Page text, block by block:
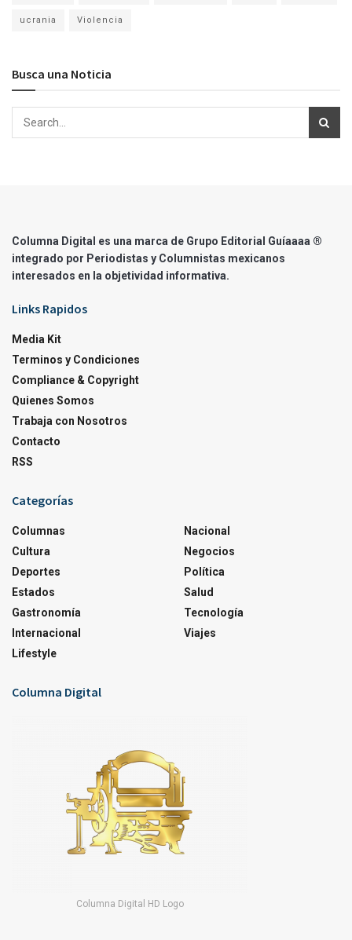
ucrania Violencia
Busca una Noticia
Columna Digital es una marca de Grupo Editorial Guíaaaa ®
integrado por Periodistas y Columnistas mexicanos
interesados en la objetividad informativa.
Links Rapidos
Media Kit
Terminos y Condiciones
Compliance & Copyright
Quienes Somos
Trabaja con Nosotros
Contacto
RSS
Categorías
Columnas
Cultura
Deportes
Estados
Gastronomía
Internacional
Lifestyle
Nacional
Negocios
Política
Salud
Tecnología
Viajes
Columna Digital
Columna Digital HD Logo